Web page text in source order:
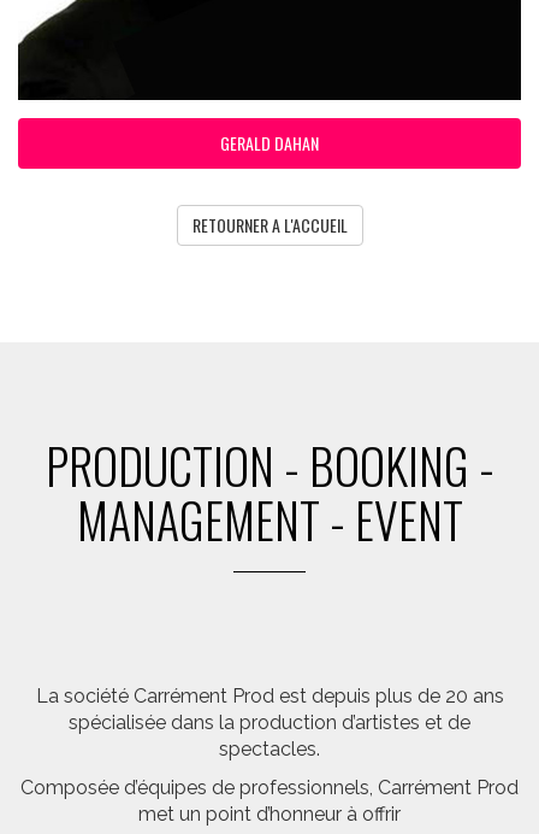
GERALD DAHAN
RETOURNER A L'ACCUEIL
PRODUCTION - BOOKING -
MANAGEMENT - EVENT
La société Carrément Prod est depuis plus de 20 ans
spécialisée dans la production d’artistes et de
spectacles.
Composée d’équipes de professionnels, Carrément Prod
met un point d’honneur à offrir